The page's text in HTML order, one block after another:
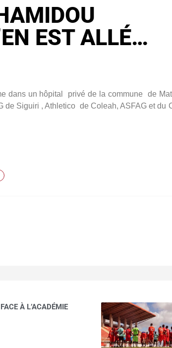
EST ALLÉ…
dans un hôpital privé de la commune de
Siguiri , Athletico de Coleah, ASFAG et du
À L’ACADÉMIE